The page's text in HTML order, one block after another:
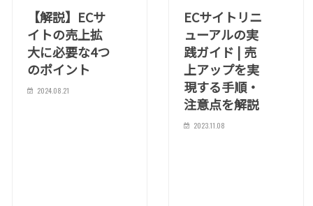
【解説】ECサ
イトの売上拡
大に必要な4つ
のポイント
2024.08.21
ECサイトリニ
ューアルの実
践ガイド | 売
上アップを実
現する手順・
注意点を解説
2023.11.08